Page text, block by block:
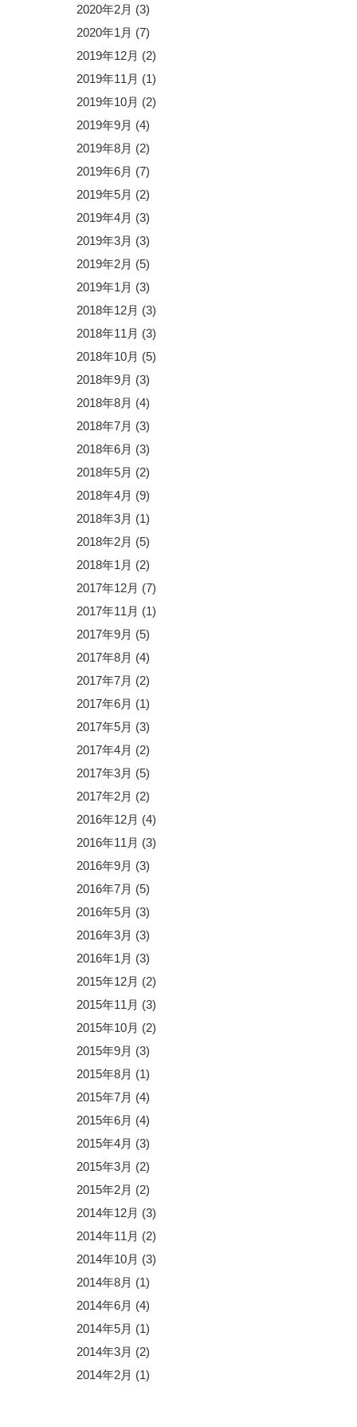
2020年2月 (3)
2020年1月 (7)
2019年12月 (2)
2019年11月 (1)
2019年10月 (2)
2019年9月 (4)
2019年8月 (2)
2019年6月 (7)
2019年5月 (2)
2019年4月 (3)
2019年3月 (3)
2019年2月 (5)
2019年1月 (3)
2018年12月 (3)
2018年11月 (3)
2018年10月 (5)
2018年9月 (3)
2018年8月 (4)
2018年7月 (3)
2018年6月 (3)
2018年5月 (2)
2018年4月 (9)
2018年3月 (1)
2018年2月 (5)
2018年1月 (2)
2017年12月 (7)
2017年11月 (1)
2017年9月 (5)
2017年8月 (4)
2017年7月 (2)
2017年6月 (1)
2017年5月 (3)
2017年4月 (2)
2017年3月 (5)
2017年2月 (2)
2016年12月 (4)
2016年11月 (3)
2016年9月 (3)
2016年7月 (5)
2016年5月 (3)
2016年3月 (3)
2016年1月 (3)
2015年12月 (2)
2015年11月 (3)
2015年10月 (2)
2015年9月 (3)
2015年8月 (1)
2015年7月 (4)
2015年6月 (4)
2015年4月 (3)
2015年3月 (2)
2015年2月 (2)
2014年12月 (3)
2014年11月 (2)
2014年10月 (3)
2014年8月 (1)
2014年6月 (4)
2014年5月 (1)
2014年3月 (2)
2014年2月 (1)